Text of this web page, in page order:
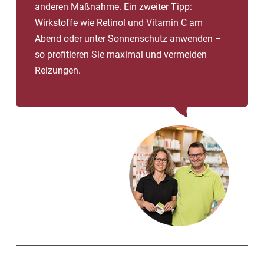
anderen Maßnahme. Ein zweiter Tipp:
Wirkstoffe wie Retinol und Vitamin C am
Abend oder unter Sonnenschutz anwenden –
so profitieren Sie maximal und vermeiden
Reizungen.